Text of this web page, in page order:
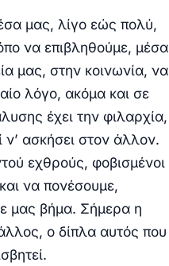
μας, λίγο εώς πολύ,
να επιβληθούμε, μέσα
μας, στην κοινωνία, να
λόγο, ακόμα και σε
έχει την φιλαρχία,
ν’ ασκήσει στον άλλον.
εχθρούς, φοβισμένοι
να πονέσουμε,
μας βήμα. Σήμερα η
ο δίπλα αυτός που